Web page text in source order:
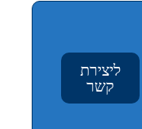
ליצירת
קשר